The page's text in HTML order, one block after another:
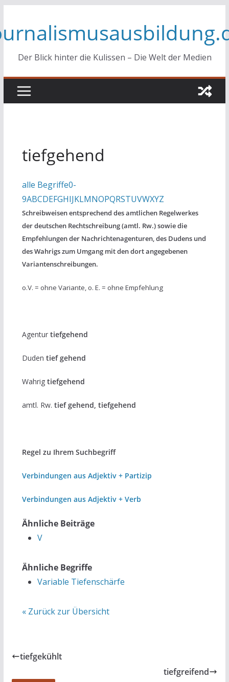
springen
Der Blick hinter die Kulissen – Die Welt der Medien
tiefgehend
alle Begriffe0-
9ABCDEFGHIJKLMNOPQRSTUVWXYZ
Schreibweisen entsprechend des amtlichen Regelwerkes
der deutschen Rechtschreibung (amtl. Rw.) sowie die
Empfehlungen der Nachrichtenagenturen, des Dudens und
des Wahrigs zum Umgang mit den dort angegebenen
Variantenschreibungen.
o.V. = ohne Variante, o. E. = ohne Empfehlung
Agentur tiefgehend
Duden tief gehend
Wahrig tiefgehend
amtl. Rw. tief gehend, tiefgehend
Regel zu Ihrem Suchbegriff
Verbindungen aus Adjektiv + Partizip
Verbindungen aus Adjektiv + Verb
Ähnliche Beiträge
V
Ähnliche Begriffe
Variable Tiefenschärfe
« Zurück zur Übersicht
tiefgekühlt
tiefgreifend